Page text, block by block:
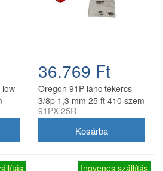
low
36.769 Ft
Oregon 91P lánc tekercs
3/8p 1,3 mm 25 ft 410 szem
91PX-25R
Ingyenes szállítás